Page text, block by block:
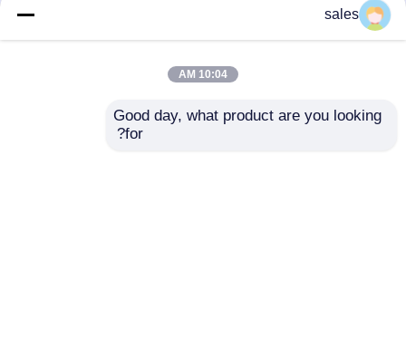
محافظ قابل جدا شدن
sales
10:04 AM
Good day, what product are you looking
for?